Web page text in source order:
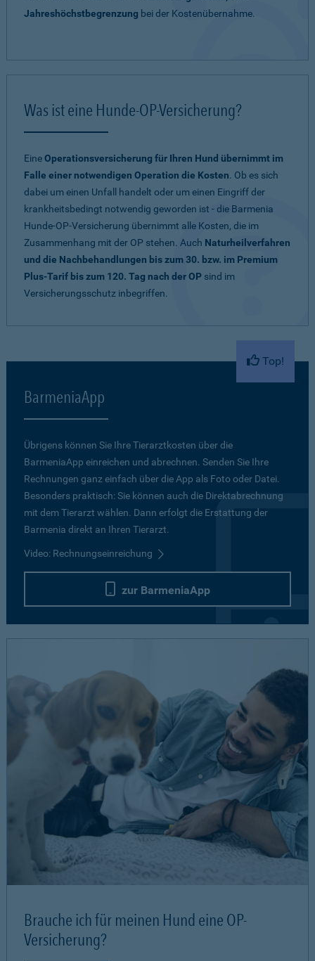
Jahreshöchstbegrenzung bei der Kostenübernahme.
Was ist eine Hunde-OP-Versicherung?
EineOperationsversicherung für Ihren Hund übernimmt im
Falle einer notwendigen Operation die Kosten. Ob es sich
dabei um einen Unfall handelt oder um einen Eingriff der
krankheitsbedingt notwendig geworden ist - die Barmenia
Hunde-OP-Versicherung übernimmt alle Kosten, die im
Zusammenhang mit der OP stehen. Auch Naturheilverfahren
und die Nachbehandlungen bis zum 30. bzw. im Premium
Plus-Tarif bis zum 120. Tag nach der OP sind im
Versicherungsschutz inbegriffen.
Top!
BarmeniaApp
Übrigens können Sie Ihre Tierarztkosten über die
BarmeniaApp einreichen und abrechnen. Senden Sie Ihre
Rechnungen ganz einfach über die App als Foto oder Datei.
Besonders praktisch: Sie können auch die Direktabrechnung
mit dem Tierarzt wählen. Dann erfolgt die Erstattung der
Barmenia direkt an Ihren Tierarzt.
Video: Rechnungseinreichung
zur BarmeniaApp
Brauche ich für meinen Hund eine OP-
Versicherung?